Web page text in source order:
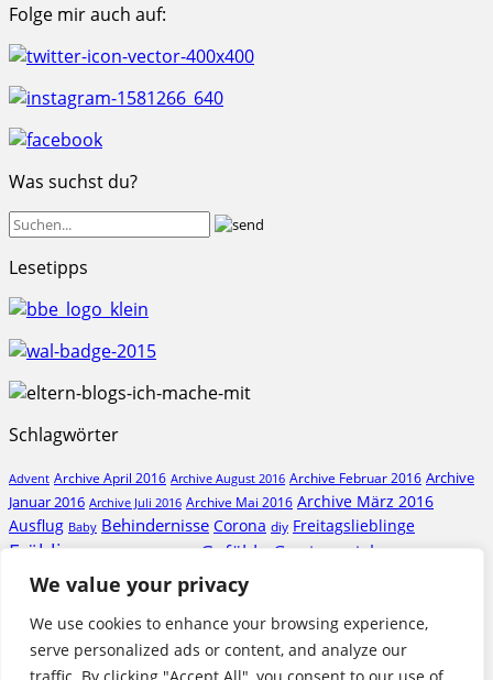
We value your privacy
We use cookies to enhance your browsing experience,
serve personalized ads or content, and analyze our
Folge mir auch auf:
Was suchst du?
Lesetipps
Schlagwörter
Advent Archive April 2016 Archive August 2016 Archive Februar 2016 Archive
Januar 2016 Archive Juli 2016 Archive Mai 2016 Archive März 2016
Ausflug Baby Behindernisse Corona diy Freitagslieblinge
Frühling GefühleGewinnspiel
GlutenfreiHerbstHilfe
Krankheit Kunst Kösel Liebe Natur Pflege Politik
Rezension Rollstuhl Schwangerschaft Sommer